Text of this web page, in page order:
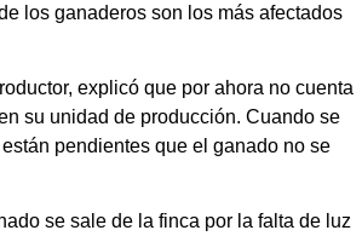
los ganaderos son los más afectados
explicó que por ahora no cuenta
su unidad de producción. Cuando se
pendientes que el ganado no se
se sale de la finca por la falta de luz